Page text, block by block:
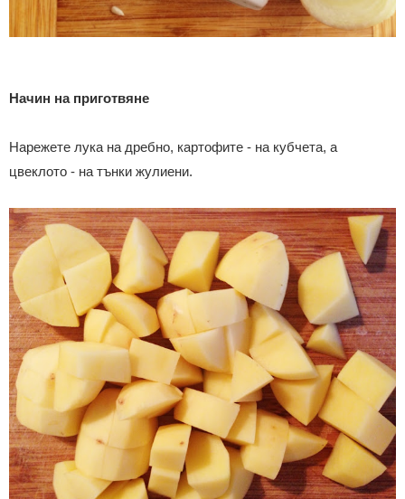
Начин на приготвяне
Нарежете лука на дребно, картофите - на кубчета, а
цвеклото - на тънки жулиени.